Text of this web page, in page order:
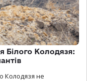
Білого Колодязя:
Колодязя не